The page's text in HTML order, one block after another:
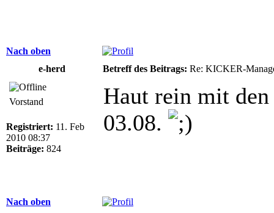
Nach oben
e-herd
Betreff des Beitrags: Re: KICKER-
Vorstand
Registriert: 11. Feb
2010 08:37
Beiträge: 824
Haut rein mit
03.08.
Nach oben